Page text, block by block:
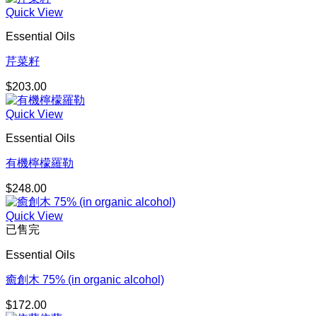
Quick View
Essential Oils
芹菜籽
$203.00
Quick View
Essential Oils
有機檸檬羅勒
$248.00
Quick View
已售完
Essential Oils
癒創木 75% (in organic alcohol)
$172.00